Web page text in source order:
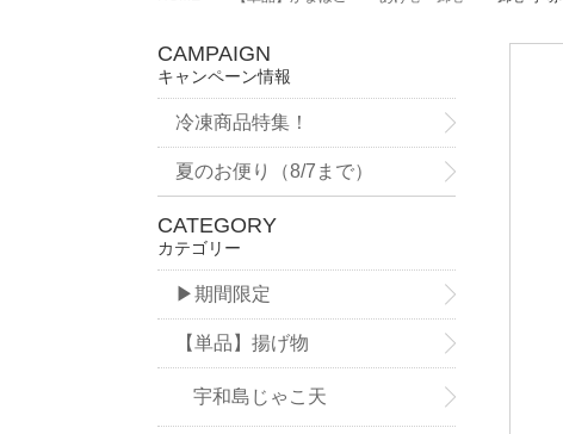
CAMPAIGN
キャンペーン情報
冷凍商品特集！
夏のお便り（8/7まで）
CATEGORY
カテゴリー
▶期間限定
【単品】揚げ物
宇和島じゃこ天